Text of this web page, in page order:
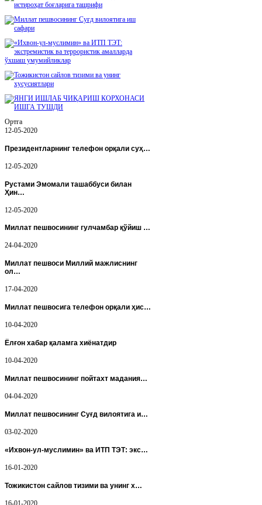
Ортга
12-05-2020
Президентларнинг телефон орқали суҳ…
12-05-2020
Рустами Эмомали ташаббуси билан
Ҳин…
12-05-2020
Миллат пешвосининг гулчамбар қўйиш …
24-04-2020
Миллат пешвоси Миллий мажлиснинг
ол…
17-04-2020
Миллат пешвосига телефон орқали ҳис…
10-04-2020
Ёлғон хабар қаламга хиёнатдир
10-04-2020
Миллат пешвосининг пойтахт мадания…
04-04-2020
Миллат пешвосининг Суғд вилоятига и…
03-02-2020
«Ихвон-ул-муслимин» ва ИТП ТЭТ: экс…
16-01-2020
Тожикистон сайлов тизими ва унинг х…
16-01-2020